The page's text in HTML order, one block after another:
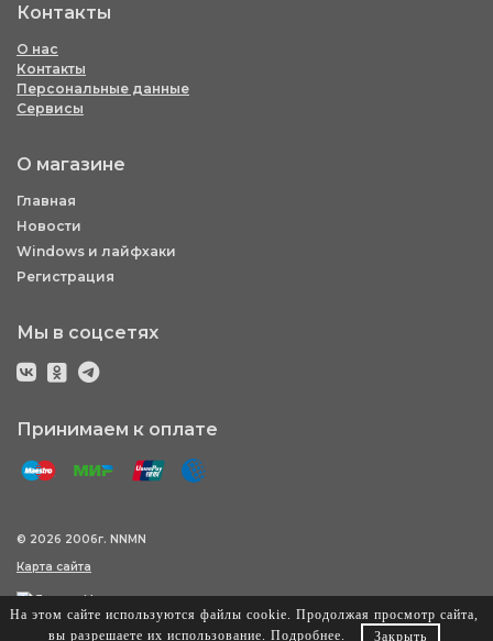
Контакты
О нас
Контакты
Персональные данные
Сервисы
О магазине
Главная
Новости
Windows и лайфхаки
Регистрация
Мы в соцсетях
Принимаем к оплате
© 2026 2006г. NNMN
Карта сайта
На этом сайте используются файлы cookie. Продолжая просмотр сайта,
вы разрешаете их использование. Подробнее. Закрыть